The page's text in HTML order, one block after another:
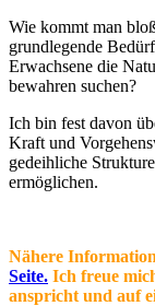
Wie kommt man
grundlegende
Erwachsene die
bewahren suchen?
Ich bin fest davon
Kraft und
gedeihliche
ermöglichen.
Nähere
Seite. Ich freue
anspricht und auf